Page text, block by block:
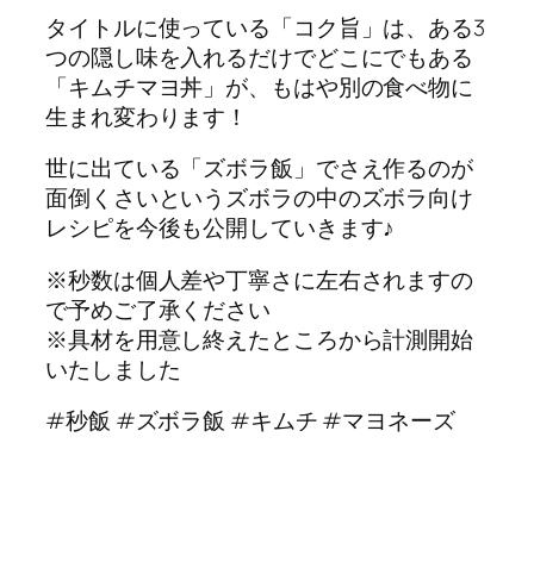
タイトルに使っている「コク旨」は、ある3
つの隠し味を入れるだけでどこにでもある
「キムチマヨ丼」が、もはや別の食べ物に
生まれ変わります！
世に出ている「ズボラ飯」でさえ作るのが
面倒くさいというズボラの中のズボラ向け
レシピを今後も公開していきます♪
※秒数は個人差や丁寧さに左右されますの
で予めご了承ください
※具材を用意し終えたところから計測開始
いたしました
#秒飯 #ズボラ飯 #キムチ #マヨネーズ